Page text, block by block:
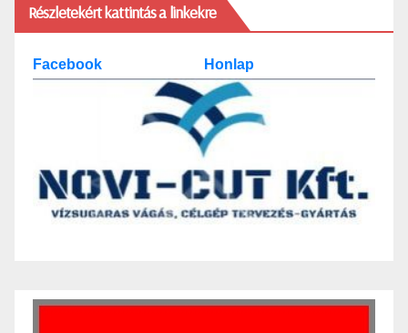
Részletekért kattintás a linkekre
Facebook Honlap